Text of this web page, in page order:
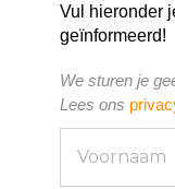
Vul hieronder
geïnformeerd!
We sturen je
Lees ons